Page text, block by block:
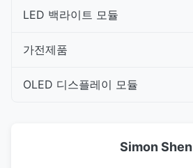
LED 백라이트 모듈
가전제품
OLED 디스플레이 모듈
Simon Shen